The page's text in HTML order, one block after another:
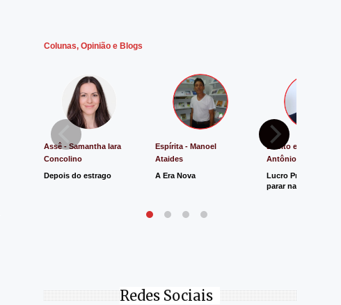
Colunas, Opinião e Blogs
Assê - Samantha Iara
Concolino
Depois do estrago
Espírita - Manoel
Ataides
A Era Nova
Direito e Justiça -
Antônio de Souza
Lucro Presumido
parar na Justiça
Redes Sociais